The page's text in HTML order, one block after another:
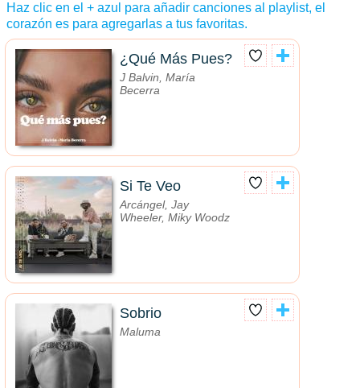
Haz clic en el + azul para añadir canciones al playlist, el
corazón es para agregarlas a tus favoritas.
¿Qué Más Pues?
J Balvin, María
Becerra
Si Te Veo
Arcángel, Jay
Wheeler, Miky Woodz
Sobrio
Maluma